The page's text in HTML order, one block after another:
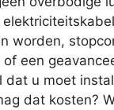
worden,
een
dat u moet
dat kosten?